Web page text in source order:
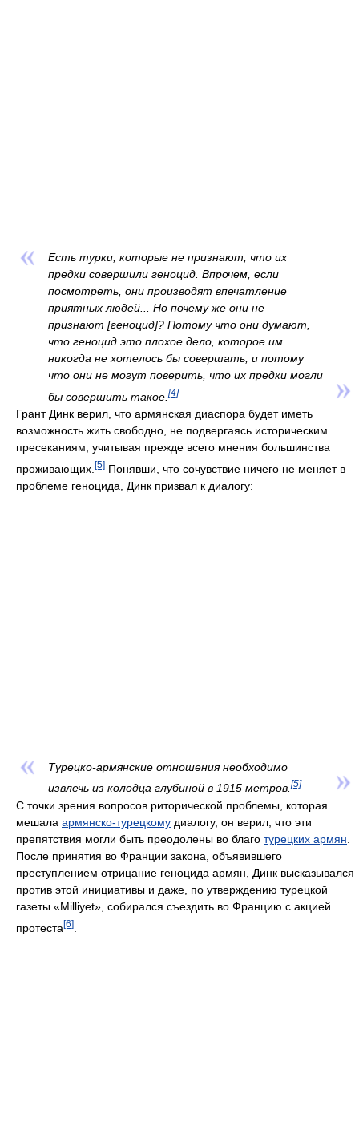
Есть турки, которые не признают, что их
предки совершили геноцид. Впрочем, если
посмотреть, они производят впечатление
приятных людей... Но почему же они не
признают [геноцид]? Потому что они думают,
что геноцид это плохое дело, которое им
никогда не хотелось бы совершать, и потому
что они не могут поверить, что их предки могли
бы совершить такое.[4]
Грант Динк верил, что армянская диаспора будет иметь
возможность жить свободно, не подвергаясь историческим
пресеканиям, учитывая прежде всего мнения большинства
проживающих. [5] Понявши, что сочувствие ничего не меняет в
проблеме геноцида, Динк призвал к диалогу:
Турецко-армянские отношения необходимо
извлечь из колодца глубиной в 1915 метров.[5]
С точки зрения вопросов риторической проблемы, которая
мешала армянско-турецкому диалогу, он верил, что эти
препятствия могли быть преодолены во благо турецких армян
После принятия во Франции закона, объявившего
преступлением отрицание геноцида армян, Динк высказывался
против этой инициативы и даже, по утверждению турецкой
газеты «Milliyet», собирался съездить во Францию с акцией
протеста[6]